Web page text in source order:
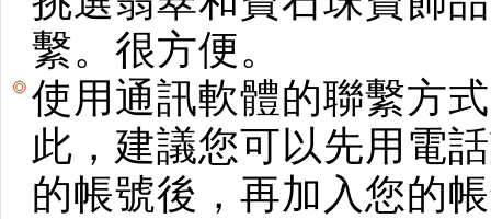
繫。很方便。
使用通訊軟體的聯繫方
此，建議您可以先用電
的帳號後，再加入您的